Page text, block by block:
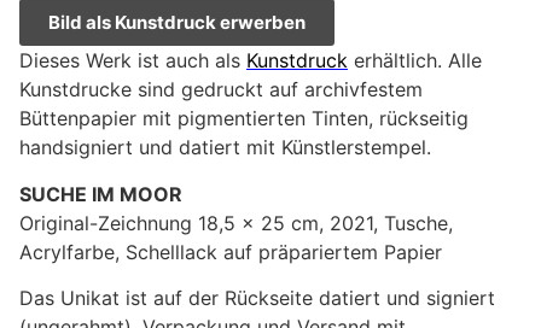
Bild als Kunstdruck erwerben
Dieses Werk ist auch als Kunstdruck erhältlich. Alle
Kunstdrucke sind gedruckt auf archivfestem
Büttenpapier mit pigmentierten Tinten, rückseitig
handsigniert und datiert mit Künstlerstempel.
SUCHE IM MOOR
Original-Zeichnung 18,5 x 25 cm, 2021, Tusche,
Acrylfarbe, Schelllack auf präpariertem Papier
Das Unikat ist auf der Rückseite datiert und signiert